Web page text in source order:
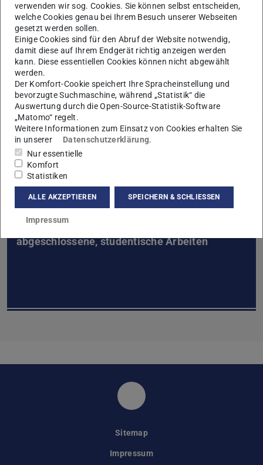
Fehler beim Laden der Daten
Beim Laden der Publikationsdaten von
TUbiblioist ein
Fehler aufgetreten. Bitte versuchen Sie es zu einem
späteren Zeitpunkt erneut.
Hier geht es zu allen Publikationen
abgeschlossene, studentische Arbeiten
Simulation,
Sitemap
Impressum
verwenden wir sog. Cookies. Sie können selbst entscheiden,
welche Cookies genau bei Ihrem Besuch unserer Webseiten
gesetzt werden sollen.
Einige Cookies sind für den Abruf der Website notwendig,
damit diese auf Ihrem Endgerät richtig anzeigen werden
kann. Diese essentiellen Cookies können nicht abgewählt
werden.
Der Komfort-Cookie speichert Ihre Spracheinstellung und
bevorzugte Suchmaschine, während „Statistik“ die
Auswertung durch die Open-Source-Statistik-Software
„Matomo“ regelt.
Weitere Informationen zum Einsatz von Cookies erhalten Sie
in unserer
Datenschutzerklärung.
Nur essentielle
Komfort
Statistiken
ALLE AKZEPTIEREN SPEICHERN & SCHLIESSEN
Impressum